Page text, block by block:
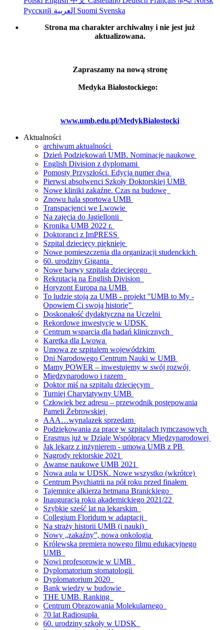
Русский
Suomi Svenska
Strona ma charakter archiwalny i nie jest już
aktualizowana.
Zapraszamy na nową stronę
Medyka Białostockiego:
www.umb.edu.pl/MedykBialostocki
Aktualności
archiwum aktualności
Dzień Podziękowań UMB. Nominacje naukowe
English Division z dyplomami
Pomosty Przyszłości. Edycja numer dwa
Pierwsi absolwenci Szkoły Doktorskiej UMB
Nowe kliniki zakaźne. Czas na budowę
Znowu hala sportowa UMB
Transpacjenci we Lwowie
Na zajęcia do Jagiellonii
Kronika UMB 2022 r.
Doktoranci z ImPRESS
Szpital dziecięcy pięknieje
Nowe pomieszczenia dla organizacji studenckich
60. urodziny Giganta
Nowe barwy szpitala dziecięcego
Rekrutacja na English Division
Horyzont Europa na UMB
To ludzie stoją za UMB - projekt "UMB to My -
Opowiem Ci swoją historię”
Doskonałość dydaktyczna na Uczelni
Rekordowe inwestycje w UDSK
Centrum wsparcia dla badań klinicznych
Karetka dla Lwowa
Umowa ze szpitalem wojewódzkim
Dni Narodowego Centrum Nauki w UMB
Mamy POWER – inwestujemy w swój rozwój
Międzynarodowo i razem
Doktor miś na szpitalu dziecięcym
Turniej Charytatywny UMB
Człowiek bez adresu – przewodnik postępowania
Pameli Żebrowskiej
AAA…wynalazek sprzedam
Podziękowania za pracę w szpitalach tymczasowych
Erasmus już w Dziale Współpracy Międzynarodowej
Jak lekarz z inżynierem - umowa UMB z PB
Nagrody rektorskie 2021
Awanse naukowe UMB 2021
Nowa aula w UDSK. Nowe wszystko (wkrótce)
Centrum Psychiatrii na pół roku przed finałem
Tajemnice alkierza hetmana Branickiego
Inauguracja roku akademickiego 2021/22
Szybkie sześć lat na lekarskim
Collegium Floridum w adaptacji
Na straży historii UMB (i nauki)
Nowy „zakaźny”, nowa onkologia
Królewska premiera nowego filmu edukacyjnego
UMB
Nowi profesorowie w UMB
Dyplomatorium stomatologii
Dyplomatorium 2020
Bank wiedzy w budowie
THE UMB. Ranking
Centrum Obrazowania Molekularnego
70 lat Radiosupła
60. urodziny szkoły w UDSK